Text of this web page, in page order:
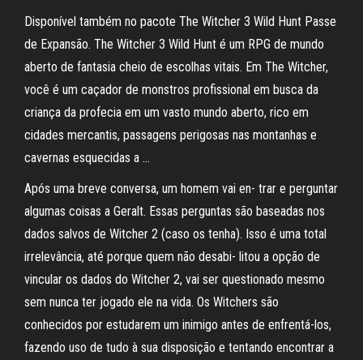
Disponível também no pacote The Witcher 3 Wild Hunt Passe
de Expansão. The Witcher 3 Wild Hunt é um RPG de mundo
aberto de fantasia cheio de escolhas vitais. Em The Witcher,
você é um caçador de monstros profissional em busca da
criança da profecia em um vasto mundo aberto, rico em
cidades mercantis, passagens perigosas nas montanhas e
cavernas esquecidas a …
Após uma breve conversa, um homem vai en- trar e perguntar
algumas coisas a Geralt. Essas perguntas são baseadas nos
dados salvos de Witcher 2 (caso os tenha). Isso é uma total
irrelevância, até porque quem não desabi- litou a opção de
vincular os dados do Witcher 2, vai ser questionado mesmo
sem nunca ter jogado ele na vida. Os Witchers são
conhecidos por estudarem um inimigo antes de enfrentá-los,
fazendo uso de tudo à sua disposição e tentando encontrar a